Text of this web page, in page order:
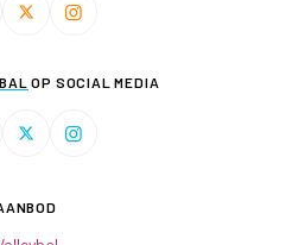
OP SOCIAL MEDIA